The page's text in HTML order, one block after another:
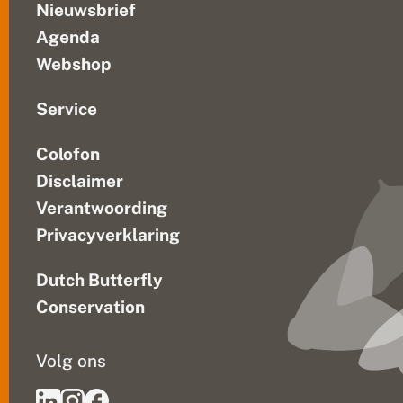
Nieuwsbrief
Agenda
Webshop
Service
Colofon
Disclaimer
Verantwoording
Privacyverklaring
Dutch Butterfly
Conservation
Volg ons